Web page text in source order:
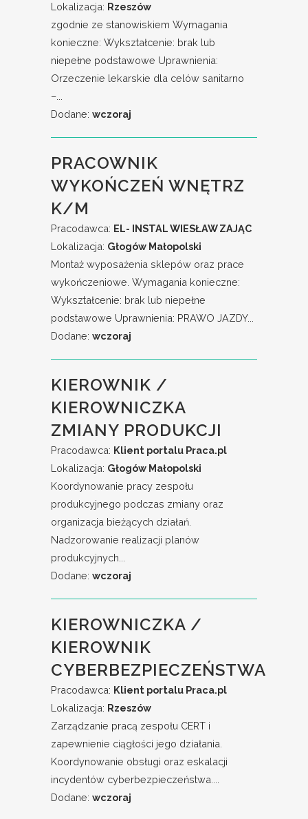
Lokalizacja: Rzeszów
zgodnie ze stanowiskiem Wymagania
konieczne: Wykształcenie: brak lub
niepełne podstawowe Uprawnienia:
Orzeczenie lekarskie dla celów sanitarno
–...
Dodane: wczoraj
PRACOWNIK
WYKOŃCZEŃ WNĘTRZ
K/M
Pracodawca: EL- INSTAL WIESŁAW ZAJĄC
Lokalizacja: Głogów Małopolski
Montaż wyposażenia sklepów oraz prace
wykończeniowe. Wymagania konieczne:
Wykształcenie: brak lub niepełne
podstawowe Uprawnienia: PRAWO JAZDY...
Dodane: wczoraj
KIEROWNIK /
KIEROWNICZKA
ZMIANY PRODUKCJI
Pracodawca: Klient portalu Praca.pl
Lokalizacja: Głogów Małopolski
Koordynowanie pracy zespołu
produkcyjnego podczas zmiany oraz
organizacja bieżących działań.
Nadzorowanie realizacji planów
produkcyjnych...
Dodane: wczoraj
KIEROWNICZKA /
KIEROWNIK
CYBERBEZPIECZEŃSTWA
Pracodawca: Klient portalu Praca.pl
Lokalizacja: Rzeszów
Zarządzanie pracą zespołu CERT i
zapewnienie ciągłości jego działania.
Koordynowanie obsługi oraz eskalacji
incydentów cyberbezpieczeństwa....
Dodane: wczoraj